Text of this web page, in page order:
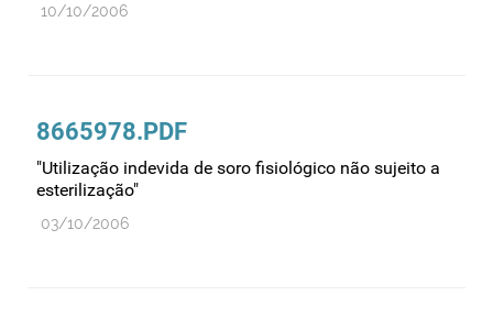
Prescrição
Produtos fronteira
Publicidade
Qualidade e normalização
Reações adversas
10/10/2006
8665978.PDF
"Utilização indevida de soro fisiológico não sujeito a
esterilização"
03/10/2006